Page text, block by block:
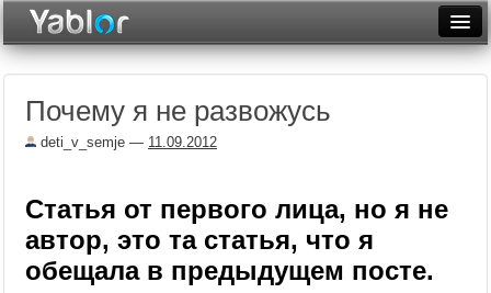
Неделя
Архив
Фототоп
Почему я не развожусь
deti_v_semje — 11.09.2012
Статья от первого лица, но я не
автор, это та статья, что я
обещала в предыдущем посте.